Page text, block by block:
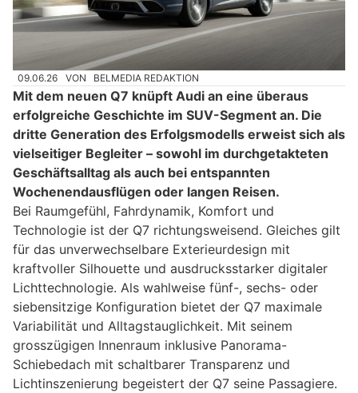
09.06.26 VON BELMEDIA REDAKTION
Mit dem neuen Q7 knüpft Audi an eine überaus
erfolgreiche Geschichte im SUV-Segment an. Die
dritte Generation des Erfolgsmodells erweist sich als
vielseitiger Begleiter – sowohl im durchgetakteten
Geschäftsalltag als auch bei entspannten
Wochenendausflügen oder langen Reisen.
Bei Raumgefühl, Fahrdynamik, Komfort und
Technologie ist der Q7 richtungsweisend. Gleiches gilt
für das unverwechselbare Exterieurdesign mit
kraftvoller Silhouette und ausdrucksstarker digitaler
Lichttechnologie. Als wahlweise fünf-, sechs- oder
siebensitzige Konfiguration bietet der Q7 maximale
Variabilität und Alltagstauglichkeit. Mit seinem
grosszügigen Innenraum inklusive Panorama-
Schiebedach mit schaltbarer Transparenz und
Lichtinszenierung begeistert der Q7 seine Passagiere.